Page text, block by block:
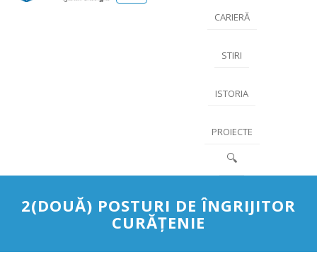
CARIERĂ
STIRI
ISTORIA
PROIECTE
🔍
2(DOUĂ) POSTURI DE ÎNGRIJITOR
CURĂŢENIE